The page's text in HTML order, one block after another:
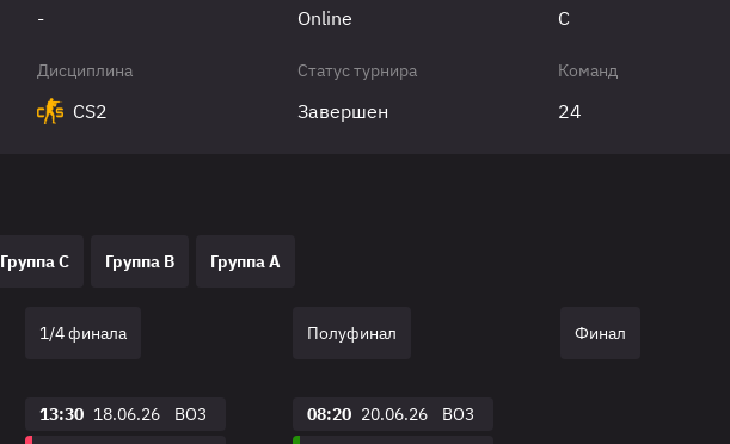
- Online C
Дисциплина
CS2
Статус турнира
Завершен
Команд
24
Группа C Группа B Группа A
1/4 финала
13:30 18.06.26
BO3
Полуфинал
08:20 20.06.26
BO3
Финал